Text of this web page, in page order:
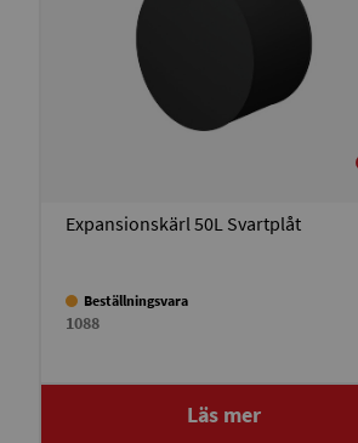
Expansionskärl 50L Svartplåt
Beställningsvara
1088
Läs mer